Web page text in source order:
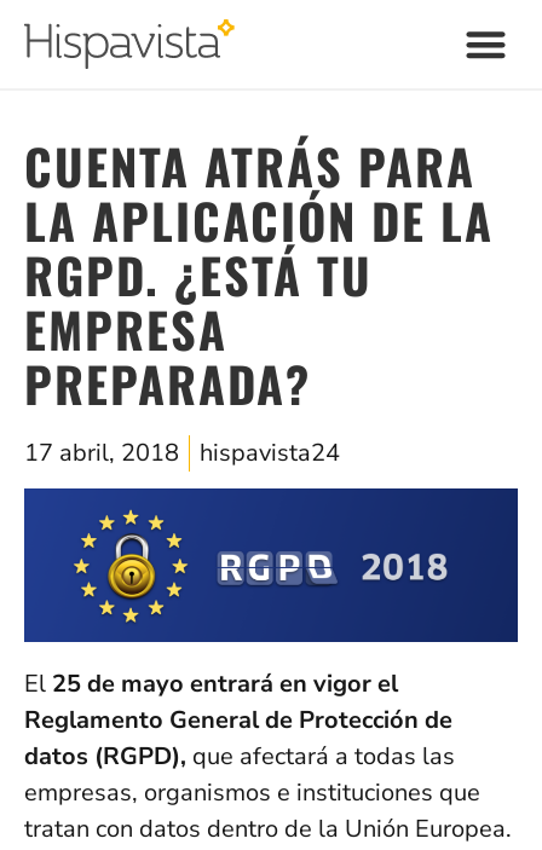
CUENTA ATRÁS PARA
LA APLICACIÓN DE LA
RGPD. ¿ESTÁ TU
EMPRESA
PREPARADA?
17 abril, 2018 hispavista24
El 25 de mayo entrará en vigor el
Reglamento General de Protección de
datos (RGPD), que afectará a todas las
empresas, organismos e instituciones que
tratan con datos dentro de la Unión Europea.